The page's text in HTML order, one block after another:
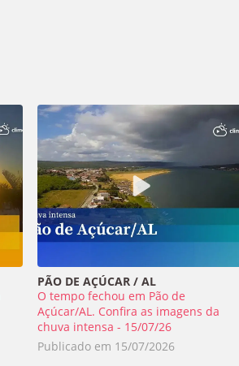
PÃO DE AÇÚCAR / AL
O tempo fechou em Pão de
Açúcar/AL. Confira as imagens da
chuva intensa - 15/07/26
Publicado em 15/07/2026